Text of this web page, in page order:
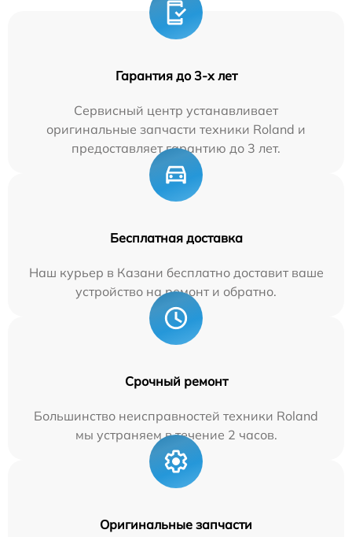
Гарантия до 3-х лет
Сервисный центр устанавливает
оригинальные запчасти техники Roland и
предоставляет гарантию до 3 лет.
Бесплатная доставка
Наш курьер в Казани бесплатно доставит ваше
устройство на ремонт и обратно.
Срочный ремонт
Большинство неисправностей техники Roland
мы устраняем в течение 2 часов.
Оригинальные запчасти